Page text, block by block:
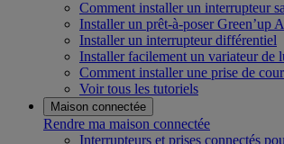
Comment installer un interrupteur
Installer un prêt-à-poser Green’up
Installer un interrupteur différentiel
Installer facilement un variateur de
Comment installer une prise de
Voir tous les tutoriels
Maison connectée
Rendre ma maison connectée
Interrupteurs et prises connectés